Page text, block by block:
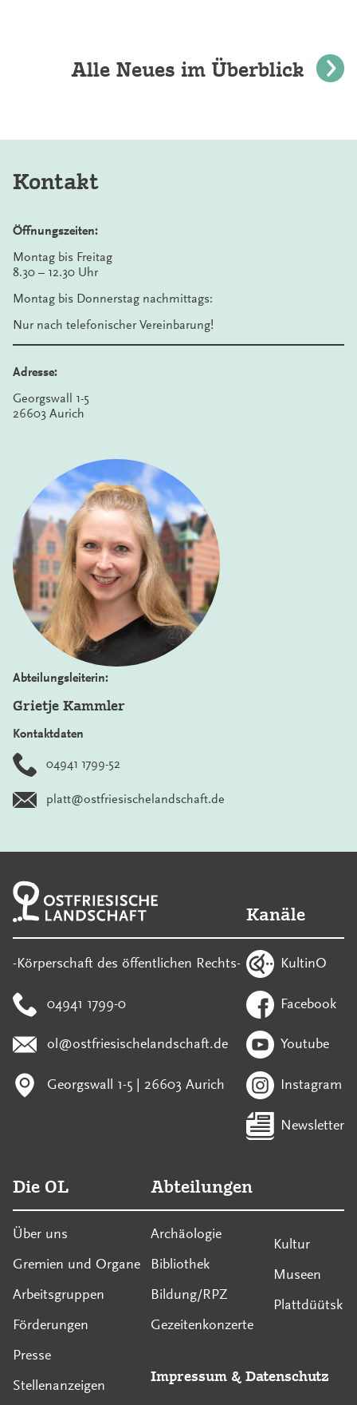
Alle Neues im Überblick
Kontakt
Öffnungszeiten:
Montag bis Freitag
8.30 – 12.30 Uhr
Montag bis Donnerstag nachmittags:
Nur nach telefonischer Vereinbarung!
Adresse:
Georgswall 1-5
26603 Aurich
Abteilungsleiterin:
Grietje Kammler
Kontaktdaten
04941 1799-52
platt@ostfriesischelandschaft.de
-Körperschaft des öffentlichen Rechts-
04941 1799-0
ol@ostfriesischelandschaft.de
Georgswall 1-5 | 26603 Aurich
Kanäle
KultinO
Facebook
Youtube
Instagram
Newsletter
Die OL
Über uns
Gremien und Organe
Arbeitsgruppen
Förderungen
Presse
Stellenanzeigen
Abteilungen
Archäologie
Bibliothek
Bildung/RPZ
Gezeitenkonzerte
Kultur
Museen
Plattdüütsk
Impressum & Datenschutz